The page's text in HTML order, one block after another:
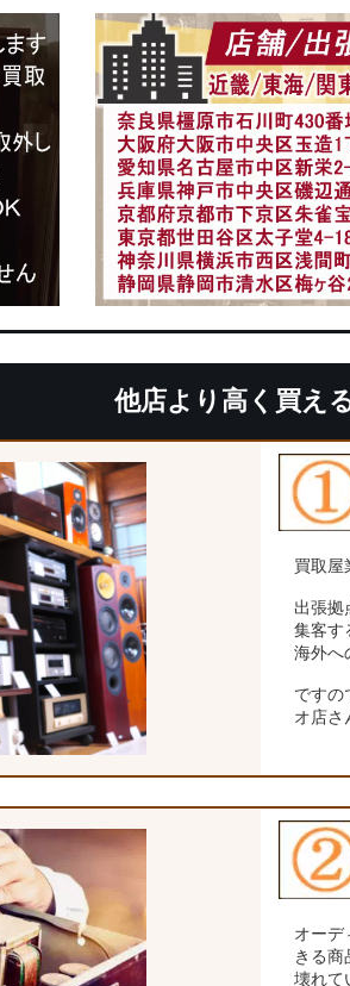
他店より高く買え
買取屋
出張拠
集客す
海外へ
ですの
オ店さ
オーデ
きる商
壊れて